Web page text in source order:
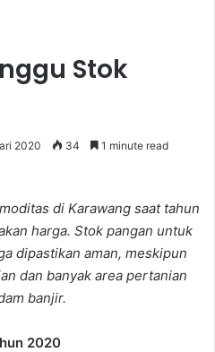
Stok
2020 34 1 minute read
di Karawang saat tahun
harga. Stok pangan untuk
dipastikan aman, meskipun
dan banyak area pertanian
banjir.
2020